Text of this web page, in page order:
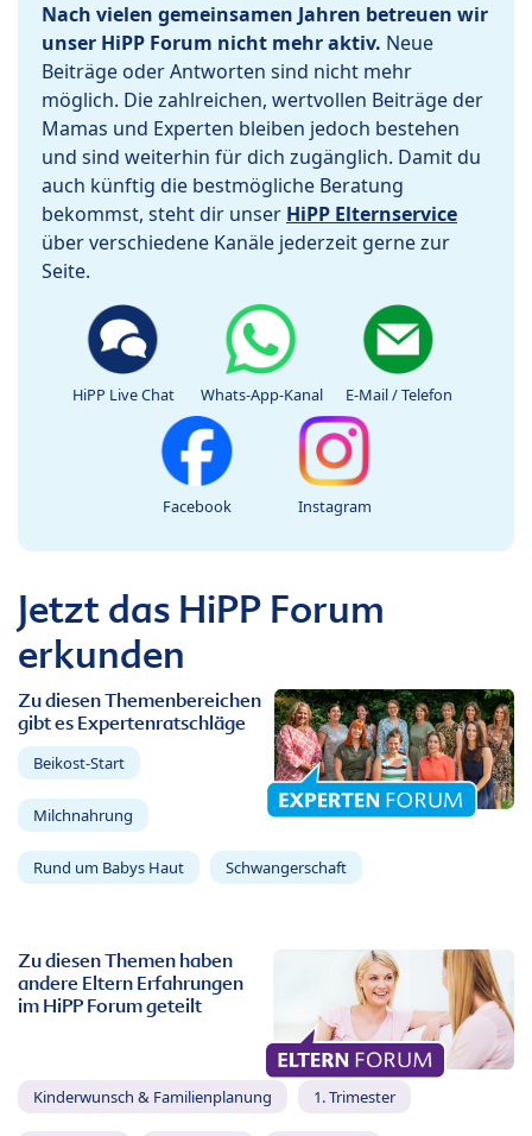
Nach vielen gemeinsamen Jahren betreuen wir
unser HiPP Forum nicht mehr aktiv. Neue
Beiträge oder Antworten sind nicht mehr
möglich. Die zahlreichen, wertvollen Beiträge der
Mamas und Experten bleiben jedoch bestehen
und sind weiterhin für dich zugänglich. Damit du
auch künftig die bestmögliche Beratung
bekommst, steht dir unser HiPP Elternservice
über verschiedene Kanäle jederzeit gerne zur
Seite.
HiPP Live Chat Whats-App-Kanal E-Mail / Telefon
Facebook Instagram
Jetzt das HiPP Forum
erkunden
Zu diesen Themenbereichen
gibt es Expertenratschläge
Beikost-Start
Milchnahrung
Rund um Babys Haut Schwangerschaft
Zu diesen Themen haben
andere Eltern Erfahrungen
im HiPP Forum geteilt
Kinderwunsch & Familienplanung 1. Trimester